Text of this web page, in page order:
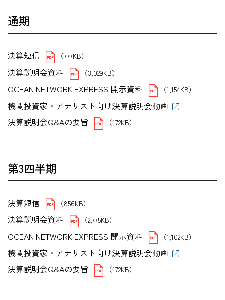
通期
決算短信 （777KB）
決算説明会資料 （3,029KB）
OCEAN NETWORK EXPRESS 開示資料 （1,154KB）
機関投資家・アナリスト向け決算説明会動画
決算説明会Q&Aの要旨
（172KB）
第3四半期
決算短信 （856KB）
決算説明会資料 （2,775KB）
OCEAN NETWORK EXPRESS 開示資料 （1,102KB）
機関投資家・アナリスト向け決算説明会動画
決算説明会Q&Aの要旨
（172KB）